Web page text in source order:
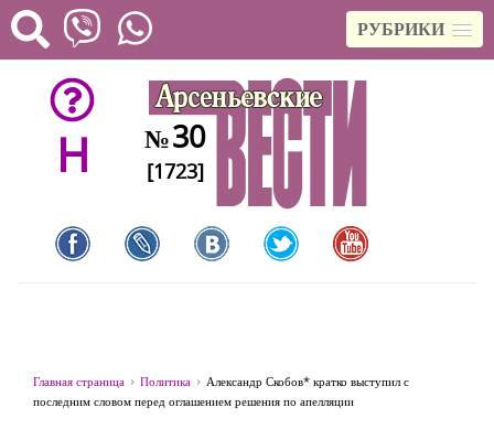
РУБРИКИ
H №30
[1723]
Главная страница Политика
Александр Скобов* кратко выступил с
последним словом перед оглашением решения по апелляции